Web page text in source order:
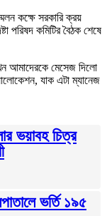
কক্ষে সরকারি ক্রয়
পরিষদ কমিটির বৈঠক শেষে
আমাদেরকে মেসেজ দিলো
যাক এটা ম্যানেজ
ভয়াবহ চিত্র
ভর্তি ১৯৫